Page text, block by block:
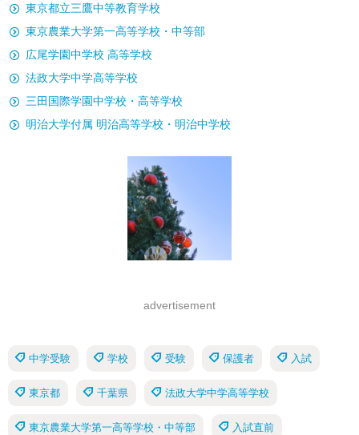
東京都立三鷹中等教育学校
東京農業大学第一高等学校・中等部
広尾学園中学校 高等学校
法政大学中学高等学校
三田国際学園中学校・高等学校
明治大学付属 明治高等学校・明治中学校
advertisement
中学受験 学校 受験 保護者 入試
東京都 千葉県 法政大学中学高等学校
東京農業大学第一高等学校・中等部 入試直前